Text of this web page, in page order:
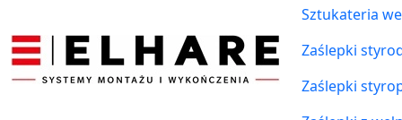
Sztukateria
Zaślepki
Zaślepki